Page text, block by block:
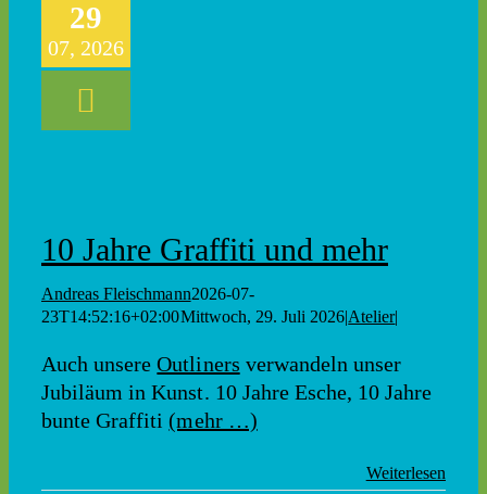
29
07, 2026
10 Jahre Graffiti und mehr
Andreas Fleischmann2026-07-
23T14:52:16+02:00Mittwoch, 29. Juli 2026|Atelier|
Auch unsereOutliners verwandeln unser
Jubiläum in Kunst. 10 Jahre Esche, 10 Jahre
bunte Graffiti (mehr …)
Weiterlesen